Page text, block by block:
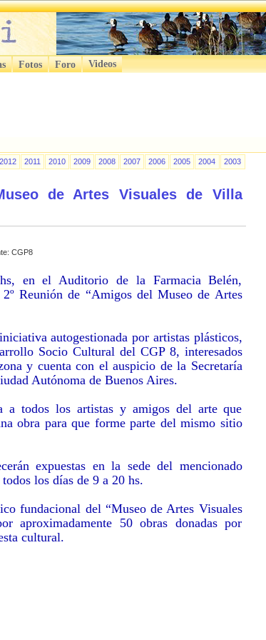
Fotos Foro Videos
2012 2011 2010 2009 2008 2007 2006 2005 2004 2003
de Artes Visuales de Villa
CGP8
en el Auditorio de la Farmacia Belén,
Reunión de “Amigos del Museo de Artes
autogestionada por artistas plásticos,
Socio Cultural del CGP 8, interesados
y cuenta con el auspicio de la Secretaría
Autónoma de Buenos Aires.
a todos los artistas y amigos del arte que
obra para que forme parte del mismo sitio
expuestas en la sede del mencionado
los días de 9 a 20 hs.
fundacional del “Museo de Artes Visuales
aproximadamente 50 obras donadas por
cultural.